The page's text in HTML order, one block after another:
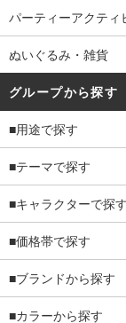
パーティーアクティ
ぬいぐるみ・雑貨
グループから探す
■用途で探す
■テーマで探す
■キャラクターで探す
■価格帯で探す
■ブランドから探す
■カラーから探す